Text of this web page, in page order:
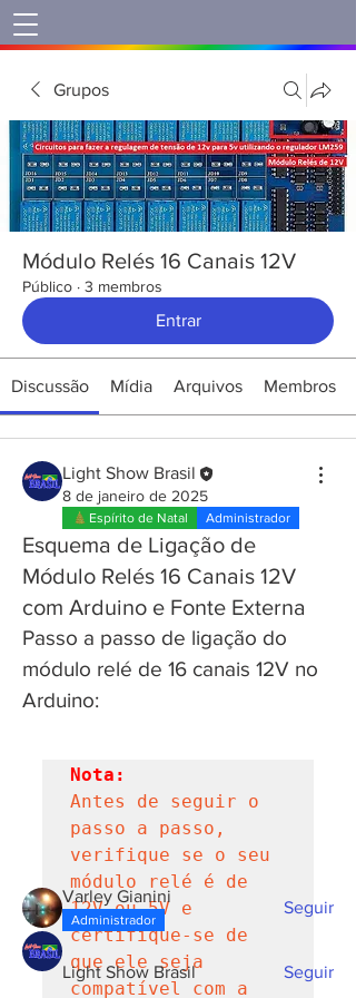
Grupos
Módulo Relés 16 Canais 12V
Público · 3 membros
Entrar
Discussão Mídia Arquivos Membros
Light Show Brasil
8 de janeiro de 2025
Espírito de Natal Administrador
Esquema de Ligação de
Módulo Relés 16 Canais 12V
com Arduino e Fonte Externa
Passo a passo de ligação do
módulo relé de 16 canais 12V no
Arduino:
Antes de seguir o
passo a passo,
verifique se o seu
módulo relé é de
12V ou 5V e
certifique-se de
que ele seja
compatível com a
Bem-vindo. Visite o fórum e participe
das conversas.
membros
Varley Gianini
Administrador
Seguir
Light Show Brasil Seguir